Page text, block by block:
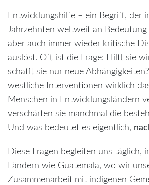
Entwicklungshilfe – ein Begriff, der
Jahrzehnten weltweit an
aber auch immer wieder kritische
auslöst. Oft ist die Frage: Hilft sie
schafft sie nur neue
westliche Interventionen wirklich
Menschen in Entwicklungsländern
verschärfen sie manchmal die
Und was bedeutet es eigentlich,
Diese Fragen begleiten uns täglich,
Ländern wie Guatemala, wo wir
Zusammenarbeit mit indigenen